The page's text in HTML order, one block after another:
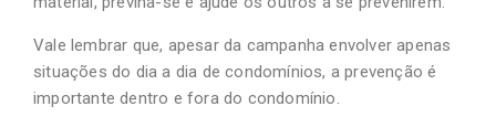
Vale lembrar que, apesar da campanha envolver apenas
situações do dia a dia de condomínios, a prevenção é
importante dentro e fora do condomínio.